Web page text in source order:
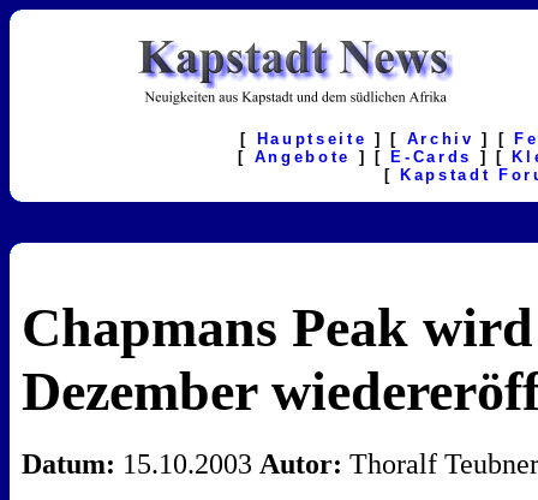
[ Hauptseite ] [ Archiv ] [
[ Angebote ] [ E-Cards ] [
[
Kapstadt
Chapmans Peak
Dezember
Datum: 15.10.2003 Autor: Thoralf